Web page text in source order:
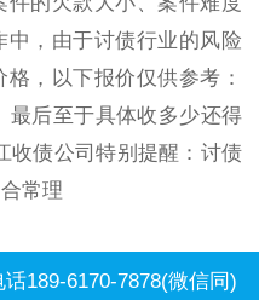
，由于讨债行业的风险
，以下报价仅供参考：
最后至于具体收多少还得
收债公司特别提醒：讨债
常理
189-6170-7878(微信同)